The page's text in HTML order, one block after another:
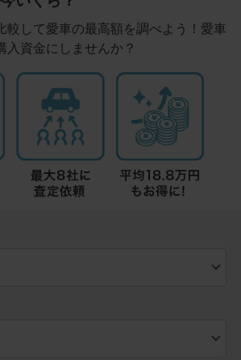
較して愛車の最高額を調べよう！愛車
入資金にしませんか？